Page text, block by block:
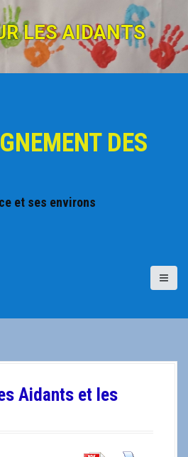
LES AIDANTS
DES
et ses environs
Aidants et les